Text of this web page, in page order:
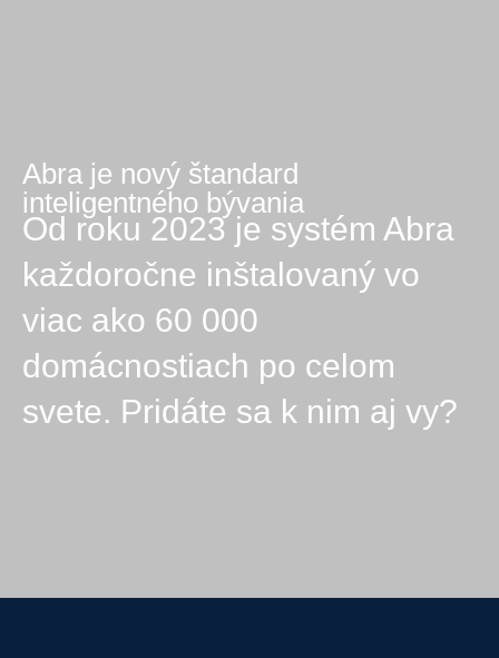
Abra je nový štandard
inteligentného bývania
Od roku 2023 je systém Abra
každoročne inštalovaný vo
viac ako 60 000
domácnostiach po celom
svete. Pridáte sa k nim aj vy?